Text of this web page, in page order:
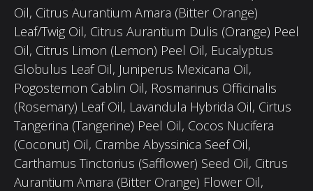
Oil, Citrus Aurantium Amara (Bitter Orange)
Leaf/Twig Oil, Citrus Aurantium Dulis (Orange) Peel
Oil, Citrus Limon (Lemon) Peel Oil, Eucalyptus
Globulus Leaf Oil, Juniperus Mexicana Oil,
Pogostemon Cablin Oil, Rosmarinus Officinalis
(Rosemary) Leaf Oil, Lavandula Hybrida Oil, Cirtus
Tangerina (Tangerine) Peel Oil, Cocos Nucifera
(Coconut) Oil, Crambe Abyssinica Seef Oil,
Carthamus Tinctorius (Safflower) Seed Oil, Citrus
Aurantium Amara (Bitter Orange) Flower Oil,